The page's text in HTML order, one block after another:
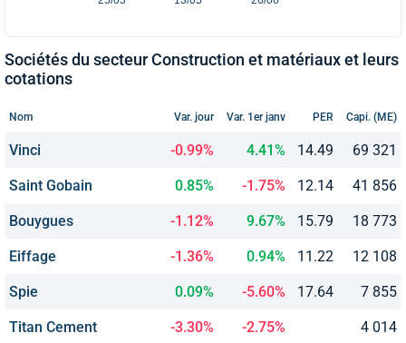
Sociétés du secteur Construction et matériaux et leurs
cotations
Nom Var. jour Var. 1er janv PER Capi. (ME)
Vinci -0.99% 4.41% 14.49 69 321
Saint Gobain 0.85% -1.75% 12.14 41 856
Bouygues -1.12% 9.67% 15.79 18 773
Eiffage -1.36% 0.94% 11.22 12 108
Spie 0.09% -5.60% 17.64 7 855
Titan Cement -3.30% -2.75% 4 014